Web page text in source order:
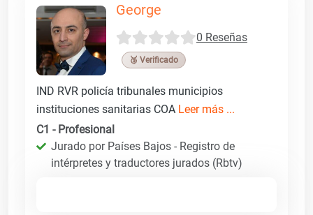
George
0 Reseñas
🥉 Verificado
IND RVR policía tribunales municipios
instituciones sanitarias COA Leer más ...
C1 - Profesional
Jurado por Países Bajos - Registro de
intérpretes y traductores jurados (Rbtv)